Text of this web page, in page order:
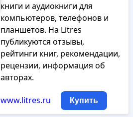
книги и аудиокниги для
компьютеров, телефонов и
планшетов. На Litres
публикуются отзывы,
рейтинги книг, рекомендации,
рецензии, информация об
авторах.
www.litres.ru Купить